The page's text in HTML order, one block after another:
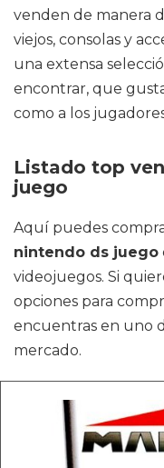
venden de manera
viejos, consolas y
una extensa
encontrar, que
como a los
Listado top
juego
Aquí puedes
nintendo ds juego
videojuegos. Si
opciones para
encuentras en uno
mercado.